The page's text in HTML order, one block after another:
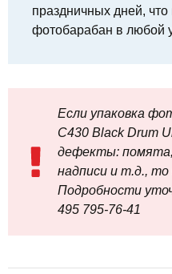
праздничных дней, что
фотобарабан в любой
Если упаковка
C430 Black Drum
дефекты:
надписи и т.д.,
Подробности
495 795‑76-41